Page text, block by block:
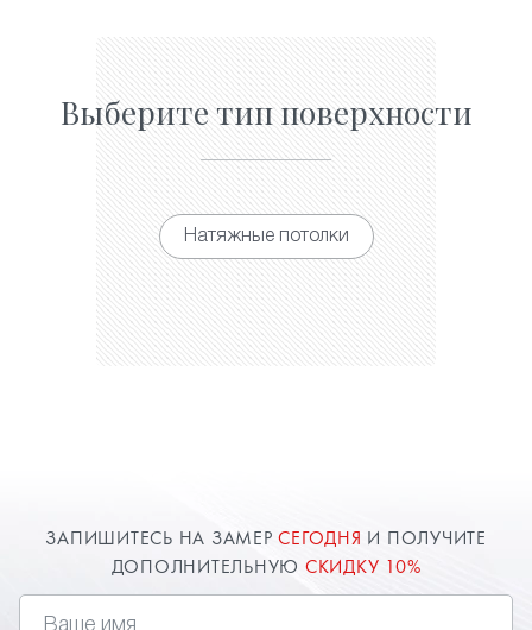
Выберите тип поверхности
Натяжные потолки
ЗАПИШИТЕСЬ НА ЗАМЕРСЕГОДНЯ И ПОЛУЧИТЕ
ДОПОЛНИТЕЛЬНУЮ СКИДКУ 10%